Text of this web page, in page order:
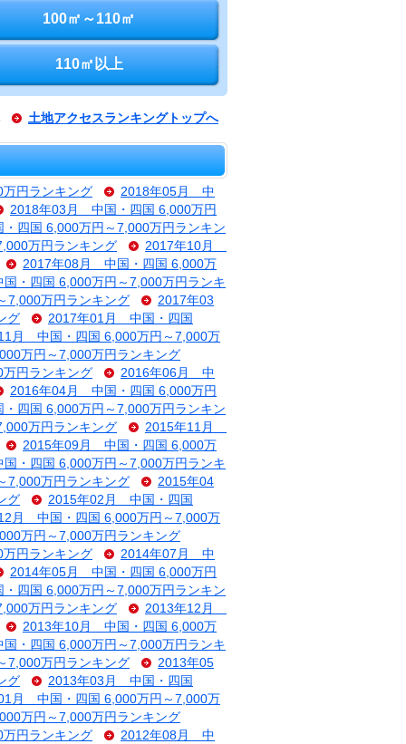
100㎡～110㎡
110㎡以上
土地アクセスランキングトップへ
円ランキング
2018年05月 中
2018年03月 中国・四国 6,000万円
四国 6,000万円～7,000万円ランキン
万円ランキング
2017年10月
2017年08月 中国・四国 6,000万
・四国 6,000万円～7,000万円ランキ
万円ランキング
2017年03
グ
2017年01月 中国・四国
月 中国・四国 6,000万円～7,000万
万円～7,000万円ランキング
円ランキング
2016年06月 中
2016年04月 中国・四国 6,000万円
四国 6,000万円～7,000万円ランキン
万円ランキング
2015年11月
2015年09月 中国・四国 6,000万
・四国 6,000万円～7,000万円ランキ
万円ランキング
2015年04
グ
2015年02月 中国・四国
月 中国・四国 6,000万円～7,000万
万円～7,000万円ランキング
円ランキング
2014年07月 中
2014年05月 中国・四国 6,000万円
四国 6,000万円～7,000万円ランキン
万円ランキング
2013年12月
2013年10月 中国・四国 6,000万
・四国 6,000万円～7,000万円ランキ
万円ランキング
2013年05
グ
2013年03月 中国・四国
月 中国・四国 6,000万円～7,000万
万円～7,000万円ランキング
円ランキング
2012年08月 中